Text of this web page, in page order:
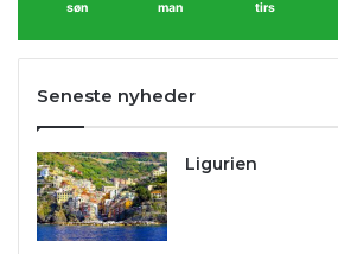
søn man tirs
Seneste nyheder
Ligurien